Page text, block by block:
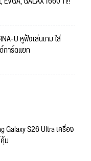
U หูฟังเล่นเกม ใส่
การ์ดแยก
Galaxy S26 Ultra เครื่อง
ม